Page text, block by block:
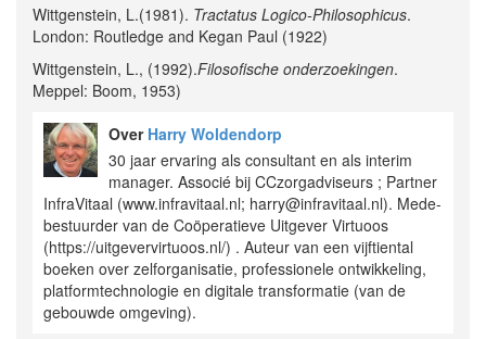
Wittgenstein, L.(1981). Tractatus Logico-Philosophicus.
London: Routledge and Kegan Paul (1922)
Wittgenstein, L., (1992).Filosofische onderzoekingen.
Meppel: Boom, 1953)
Over Harry Woldendorp
30 jaar ervaring als consultant en als interim
manager. Associé bij CCzorgadviseurs ; Partner
InfraVitaal (www.infravitaal.nl; harry@infravitaal.nl). Mede-
bestuurder van de Coöperatieve Uitgever Virtuoos
(https://uitgevervirtuoos.nl/) . Auteur van een vijftiental
boeken over zelforganisatie, professionele ontwikkeling,
platformtechnologie en digitale transformatie (van de
gebouwde omgeving).